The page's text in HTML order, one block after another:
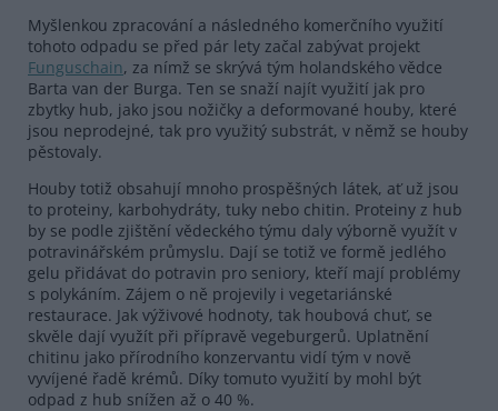
Myšlenkou zpracování a následného komerčního využití
tohoto odpadu se před pár lety začal zabývat projekt
Funguschain, za nímž se skrývá tým holandského vědce
Barta van der Burga. Ten se snaží najít využití jak pro
zbytky hub, jako jsou nožičky a deformované houby, které
jsou neprodejné, tak pro využitý substrát, v němž se houby
pěstovaly.
Houby totiž obsahují mnoho prospěšných látek, ať už jsou
to proteiny, karbohydráty, tuky nebo chitin. Proteiny z hub
by se podle zjištění vědeckého týmu daly výborně využít v
potravinářském průmyslu. Dají se totiž ve formě jedlého
gelu přidávat do potravin pro seniory, kteří mají problémy
s polykáním. Zájem o ně projevily i vegetariánské
restaurace. Jak výživové hodnoty, tak houbová chuť, se
skvěle dají využít při přípravě vegeburgerů. Uplatnění
chitinu jako přírodního konzervantu vidí tým v nově
vyvíjené řadě krémů. Díky tomuto využití by mohl být
odpad z hub snížen až o 40 %.